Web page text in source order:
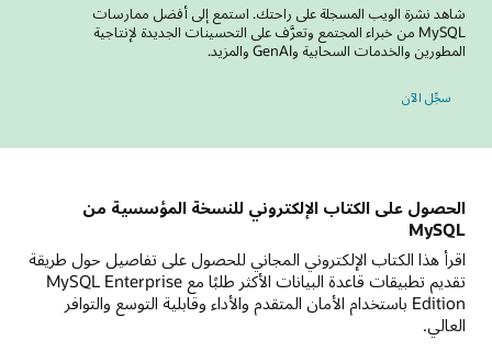
شاهد نشرة الويب المسجلة على راحتك. استمع إلى أفضل ممارسات
MySQL من خبراء المجتمع وتعرَّف على التحسينات الجديدة لإنتاجية
المطورين والخدمات السحابية وGenAI والمزيد.
سجِّل الآن
الحصول على الكتاب الإلكتروني للنسخة المؤسسية من
MySQL
اقرأ هذا الكتاب الإلكتروني المجاني للحصول على تفاصيل حول طريقة
تقديم تطبيقات قاعدة البيانات الأكثر طلبًا مع MySQL Enterprise
Edition باستخدام الأمان المتقدم والأداء وقابلية التوسع والتوافر
العالي.